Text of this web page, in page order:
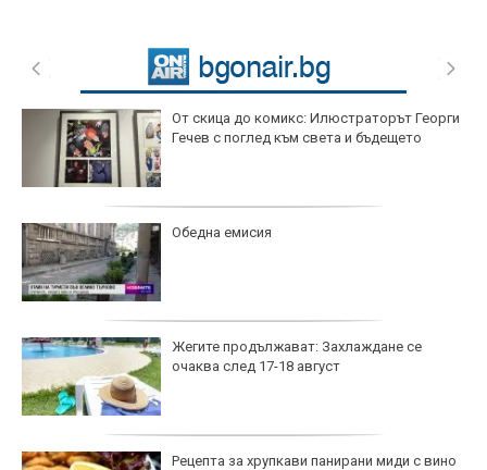
От скица до комикс: Илюстраторът Георги
Гечев с поглед към света и бъдещето
Обедна емисия
Жегите продължават: Захлаждане се
очаква след 17-18 август
Рецепта за хрупкави панирани миди с вино